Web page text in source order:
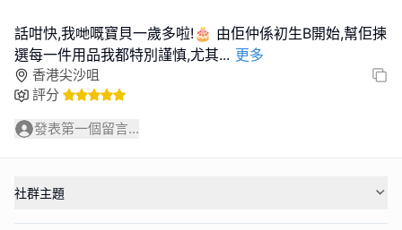
話咁快,我哋嘅寶貝一歲多啦!🎂 由佢仲係初生B開始,幫佢揀
選每一件用品我都特別謹慎,尤其... 更多
香港尖沙咀
評分
發表第一個留言...
社群主題